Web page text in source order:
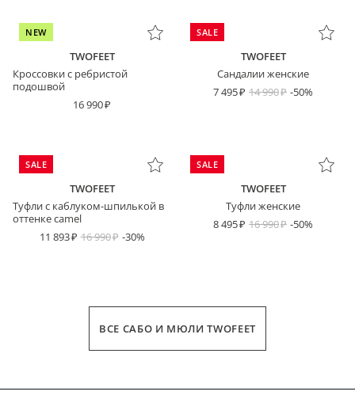
NEW
TWOFEET
Кроссовки с ребристой
подошвой
16 990
SALE
TWOFEET
Сандалии женские
7 495
14 990 -50%
SALE
TWOFEET
Туфли с каблуком-шпилькой в
оттенке camel
11 893
16 990 -30%
SALE
TWOFEET
Туфли женские
8 495
16 990 -50%
ВСЕ САБО И МЮЛИ TWOFEET